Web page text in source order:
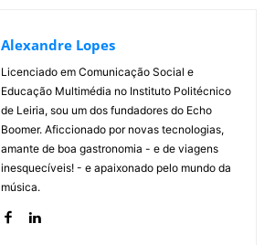
Alexandre Lopes
Licenciado em Comunicação Social e
Educação Multimédia no Instituto Politécnico
de Leiria, sou um dos fundadores do Echo
Boomer. Aficcionado por novas tecnologias,
amante de boa gastronomia - e de viagens
inesquecíveis! - e apaixonado pelo mundo da
música.